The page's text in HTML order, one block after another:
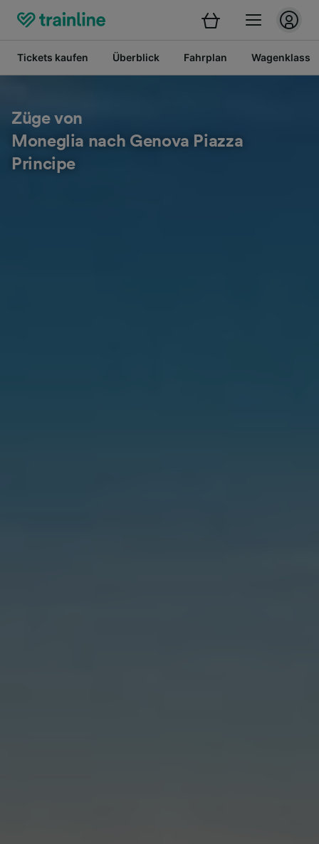
Tickets kaufen Überblick Fahrplan
Züge von
Moneglia nach Genova Piazza
Principe